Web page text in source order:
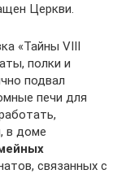
Церкви.
«Тайны VIII
полки и
подвал
печи для
в доме
связанных с